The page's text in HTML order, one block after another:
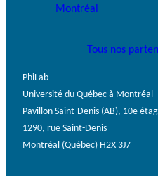
Tous nos
PhiLab
Université du Québec à Montréal
Pavillon Saint-Denis (AB), 10e
1290, rue Saint-Denis
Montréal (Québec) H2X 3J7